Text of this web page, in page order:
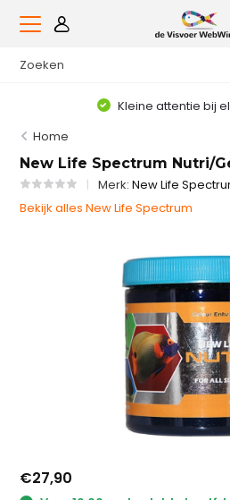
Kleine attentie bij
Home
New Life Spectrum Nutri/
Merk:New Life
Bekijk alles New Life Spectrum
€27,90